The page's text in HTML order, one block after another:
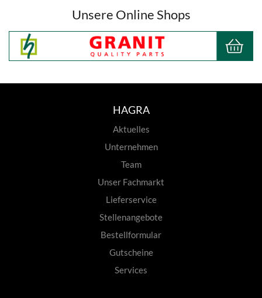
Unsere Online Shops
HAGRA
Aktuelles
Unternehmen
Team
Unser Fachmarkt
Lieferservice
Stellenangebote
Bestellformular
Gutscheine
Services